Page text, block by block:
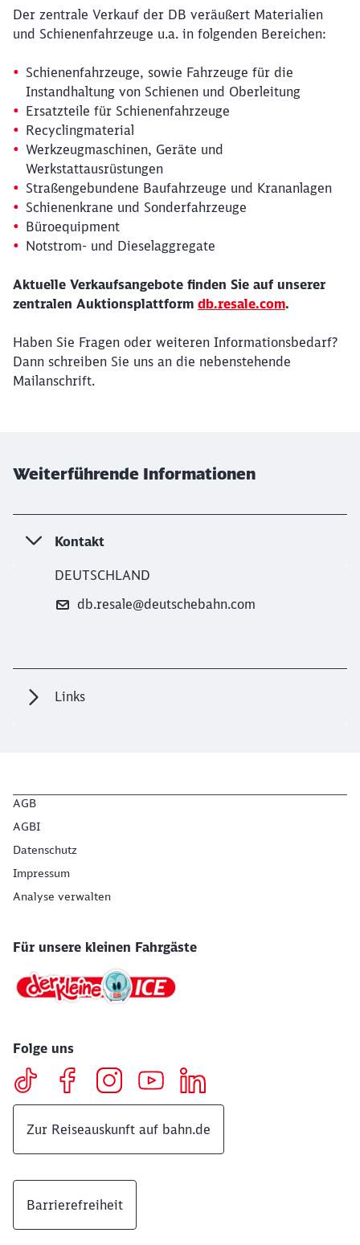
Der zentrale Verkauf der DB veräußert Materialien
und Schienenfahrzeuge u.a. in folgenden Bereichen:
Schienenfahrzeuge, sowie Fahrzeuge für die
Instandhaltung von Schienen und Oberleitung
Ersatzteile für Schienenfahrzeuge
Recyclingmaterial
Werkzeugmaschinen, Geräte und
Werkstattausrüstungen
Straßengebundene Baufahrzeuge und Krananlagen
Schienenkrane und Sonderfahrzeuge
Büroequipment
Notstrom- und Dieselaggregate
Aktuelle Verkaufsangebote finden Sie auf unserer
zentralen Auktionsplattform db.resale.com.
Haben Sie Fragen oder weiteren Informationsbedarf?
Dann schreiben Sie uns an die nebenstehende
Mailanschrift.
Weiterführende Informationen
Kontakt
DEUTSCHLAND
db.resale@deutschebahn.com
Links
AGB
AGBI
Datenschutz
Impressum
Analyse verwalten
Für unsere kleinen Fahrgäste
Folge uns
Zur Reiseauskunft auf bahn.de
Barrierefreiheit